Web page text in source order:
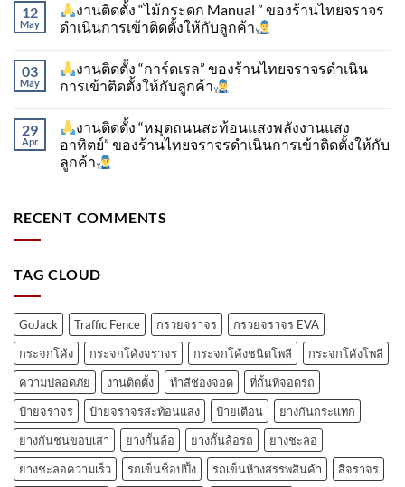
12
May
งานติดตั้ง “ไม้กระดก Manual ” ของร้านไทยจราจร
ดำเนินการเข้าติดตั้ง​ให้กับลูกค้า
03
May
งานติดตั้ง “การ์ดเรล” ของร้านไทยจราจรดำเนิน
การเข้าติดตั้ง​ให้กับลูกค้า
29
Apr
งานติดตั้ง “หมุดถนนสะท้อนแสงพลังงานแสง
อาทิตย์” ของร้านไทยจราจรดำเนินการเข้าติดตั้ง​ให้กับ
ลูกค้า
RECENT COMMENTS
TAG CLOUD
GoJack Traffic Fence กรวยจราจร
กรวยจราจร EVA
กระจกโค้ง
กระจกโค้งจราจร กระจกโค้งชนิดโพลี
กระจกโค้งโพลี
ความปลอดภัย
งานติดตั้ง ทำสีช่องจอด
ที่กั้นที่จอดรถ
ป้ายจราจร
ป้ายจราจรสะท้อนแสง ป้ายเตือน
ยางกันกระแทก
ยางกันชนขอบเสา
ยางกั้นล้อ ยางกั้นล้อรถ
ยางชะลอ
ยางชะลอความเร็ว
รถเข็นช็อปปิ้ง รถเข็นห้างสรรพสินค้า
สีจราจร